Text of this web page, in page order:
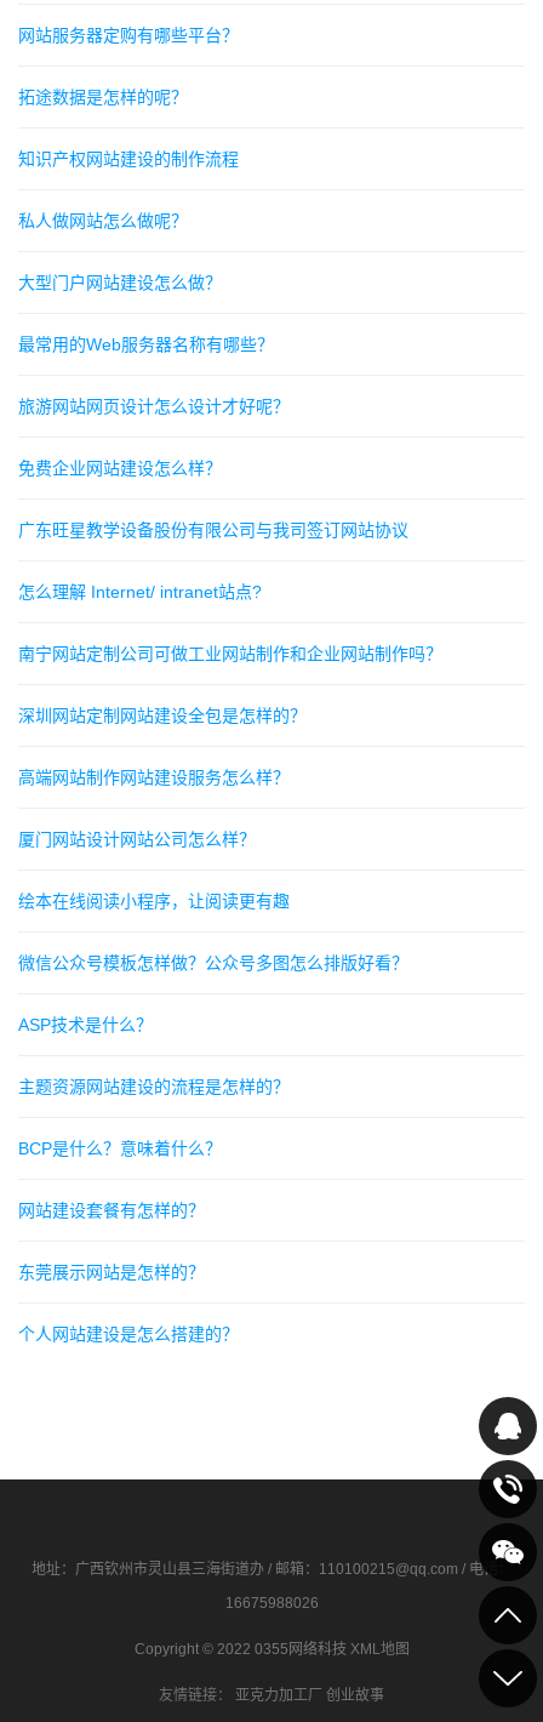
网站服务器定购有哪些平台？
拓途数据是怎样的呢？
知识产权网站建设的制作流程
私人做网站怎么做呢？
大型门户网站建设怎么做？
最常用的Web服务器名称有哪些？
旅游网站网页设计怎么设计才好呢？
免费企业网站建设怎么样？
广东旺星教学设备股份有限公司与我司签订网站协议
怎么理解 Internet/ intranet站点?
南宁网站定制公司可做工业网站制作和企业网站制作吗？
深圳网站定制网站建设全包是怎样的？
高端网站制作网站建设服务怎么样？
厦门网站设计网站公司怎么样？
绘本在线阅读小程序，让阅读更有趣
微信公众号模板怎样做？公众号多图怎么排版好看？
ASP技术是什么？
主题资源网站建设的流程是怎样的？
BCP是什么？意味着什么？
网站建设套餐有怎样的？
东莞展示网站是怎样的？
个人网站建设是怎么搭建的？
地址：广西钦州市灵山县三海街道办 / 邮箱：110100215@qq.com / 电话：
16675988026
Copyright © 2022 0355网络科技 XML地图
友情链接： 亚克力加工厂 创业故事